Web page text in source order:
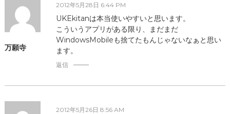
ー
シ
ョ
万願寺
2012年5月28日 6:44 PM
UKEkitanは本当使いやすいと思います。
こういうアプリがある限り、まだまだ
WindowsMobileも捨てたもんじゃないなぁと思い
ます。
返信
2012年5月26日 8:56 AM